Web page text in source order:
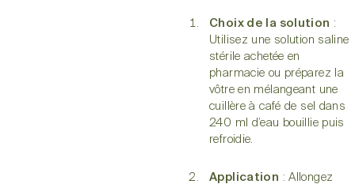
Choix de la solution :
Utilisez une solution saline
stérile achetée en
pharmacie ou préparez la
vôtre en mélangeant une
cuillère à café de sel dans
240 ml d’eau bouillie puis
refroidie.
Application : Allongez